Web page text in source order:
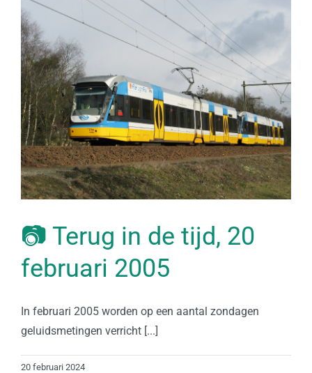
📷 Terug in de tijd, 20
februari 2005
In februari 2005 worden op een aantal zondagen
geluidsmetingen verricht [...]
20 februari 2024